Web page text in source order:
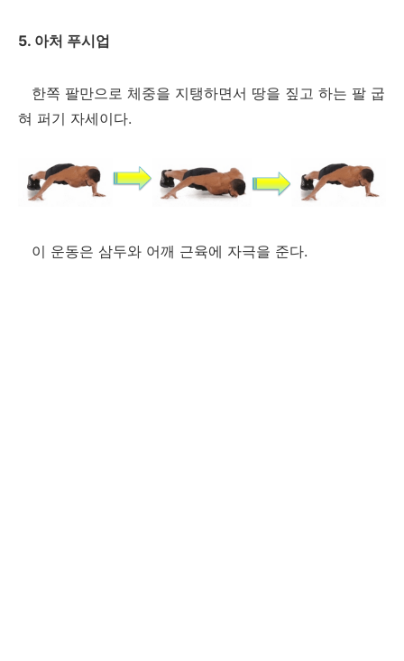
5. 아처 푸시업
한쪽 팔만으로 체중을 지탱하면서 땅을 짚고 하는 팔 굽
혀 퍼기 자세이다.
이 운동은 삼두와 어깨 근육에 자극을 준다.